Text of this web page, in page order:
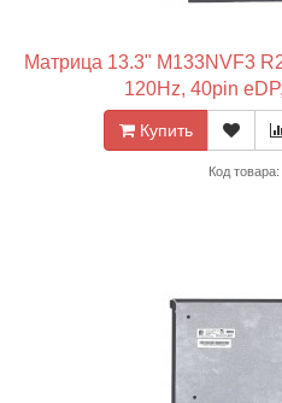
Матрица 13.3" M133NVF3
120Hz, 40pin
Купить
Код